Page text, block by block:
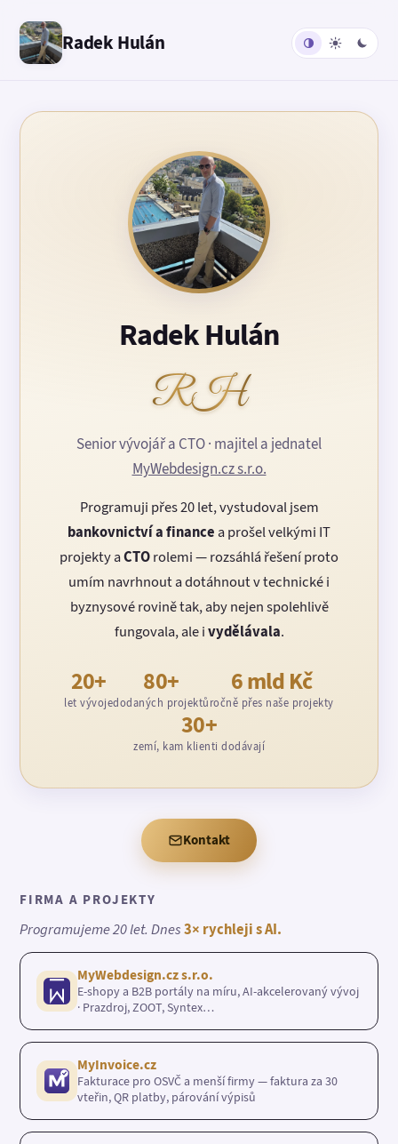
Radek Hulán
Radek Hulán
RH
Senior vývojář a CTO · majitel a jednatel
MyWebdesign.cz s.r.o.
Programuji přes 20 let, vystudoval jsem
bankovnictví a finance a prošel velkými IT
projekty aCTOrolemi — rozsáhlá řešení proto
umím navrhnout a dotáhnout v technické i
byznysové rovině tak, aby nejen spolehlivě
fungovala, ale ivydělávala.
20+
let vývoje
80+
dodaných projektů
6 mld Kč
ročně přes naše projekty
30+
zemí, kam klienti dodávají
Kontakt
FIRMA A PROJEKTY
Programujeme 20 let. Dnes3× rychleji s AI.
MyWebdesign.cz s.r.o.
E-shopy a B2B portály na míru, AI-akcelerovaný vývoj
· Prazdroj, ZOOT, Syntex…
MyInvoice.cz
Fakturace pro OSVČ a menší firmy — faktura za 30
vteřin, QR platby, párování výpisů